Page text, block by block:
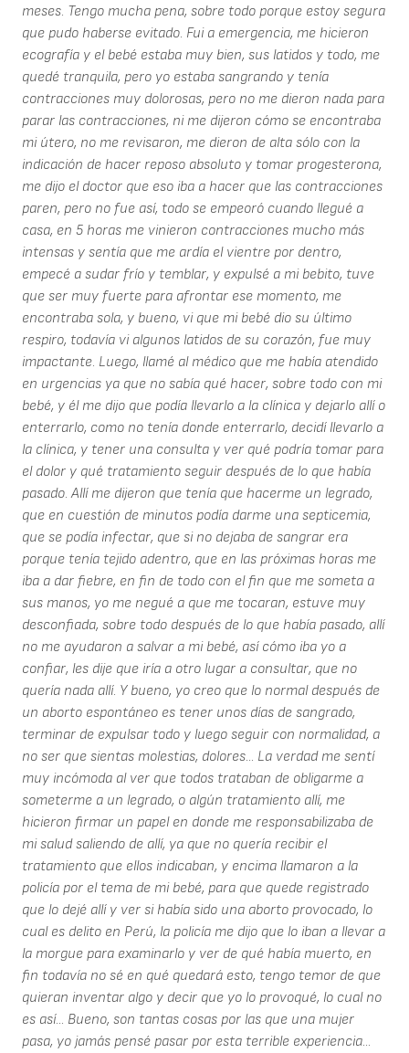
meses. Tengo mucha pena, sobre todo porque estoy segura
que pudo haberse evitado. Fui a emergencia, me hicieron
ecografía y el bebé estaba muy bien, sus latidos y todo, me
quedé tranquila, pero yo estaba sangrando y tenía
contracciones muy dolorosas, pero no me dieron nada para
parar las contracciones, ni me dijeron cómo se encontraba
mi útero, no me revisaron, me dieron de alta sólo con la
indicación de hacer reposo absoluto y tomar progesterona,
me dijo el doctor que eso iba a hacer que las contracciones
paren, pero no fue así, todo se empeoró cuando llegué a
casa, en 5 horas me vinieron contracciones mucho más
intensas y sentía que me ardía el vientre por dentro,
empecé a sudar frío y temblar, y expulsé a mi bebito, tuve
que ser muy fuerte para afrontar ese momento, me
encontraba sola, y bueno, vi que mi bebé dio su último
respiro, todavía vi algunos latidos de su corazón, fue muy
impactante. Luego, llamé al médico que me había atendido
en urgencias ya que no sabía qué hacer, sobre todo con mi
bebé, y él me dijo que podía llevarlo a la clínica y dejarlo allí o
enterrarlo, como no tenía donde enterrarlo, decidí llevarlo a
la clínica, y tener una consulta y ver qué podría tomar para
el dolor y qué tratamiento seguir después de lo que había
pasado. Allí me dijeron que tenía que hacerme un legrado,
que en cuestión de minutos podía darme una septicemia,
que se podía infectar, que si no dejaba de sangrar era
porque tenía tejido adentro, que en las próximas horas me
iba a dar fiebre, en fin de todo con el fin que me someta a
sus manos, yo me negué a que me tocaran, estuve muy
desconfiada, sobre todo después de lo que había pasado, allí
no me ayudaron a salvar a mi bebé, así cómo iba yo a
confiar, les dije que iría a otro lugar a consultar, que no
quería nada allí. Y bueno, yo creo que lo normal después de
un aborto espontáneo es tener unos días de sangrado,
terminar de expulsar todo y luego seguir con normalidad, a
no ser que sientas molestias, dolores... La verdad me sentí
muy incómoda al ver que todos trataban de obligarme a
someterme a un legrado, o algún tratamiento allí, me
hicieron firmar un papel en donde me responsabilizaba de
mi salud saliendo de allí, ya que no quería recibir el
tratamiento que ellos indicaban, y encima llamaron a la
policía por el tema de mi bebé, para que quede registrado
que lo dejé allí y ver si había sido una aborto provocado, lo
cual es delito en Perú, la policía me dijo que lo iban a llevar a
la morgue para examinarlo y ver de qué había muerto, en
fin todavía no sé en qué quedará esto, tengo temor de que
quieran inventar algo y decir que yo lo provoqué, lo cual no
es así... Bueno, son tantas cosas por las que una mujer
pasa, yo jamás pensé pasar por esta terrible experiencia...